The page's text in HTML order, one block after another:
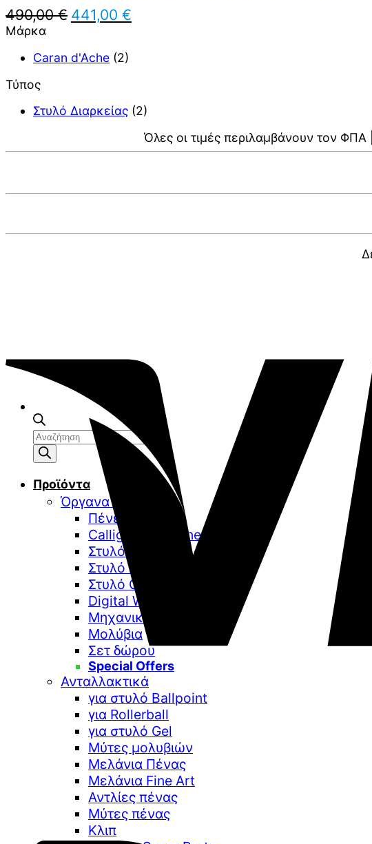
Αναζήτηση
προϊόντων
Προϊόντα
Όργανα γραφής
Πένες
Calligraphy & Fine Arts
Στυλό Διαρκείας
Στυλό Roller
Στυλό Gel
Digital Writing
Μηχανικά Μολύβια
Μολύβια
Σετ δώρου
Special Offers
Ανταλλακτικά
για στυλό Ballpoint
για Rollerball
για στυλό Gel
Μύτες μολυβιών
Μελάνια Πένας
Μελάνια Fine Art
Αντλίες πένας
Μύτες πένας
Κλιπ
490,00€ Original
price
490,00 €.
441,00 €
τρέχουσα
Μάρκα
Caran d'Ache (2)
Τύπος
Στυλό Διαρκείας (2)
Όλες οι τιμές περιλαμβάνουν τον